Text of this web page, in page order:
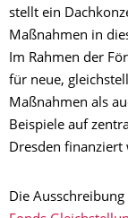
stellt ein
Maßnahmen in
Im Rahmen der
für neue,
Maßnahmen als
Beispiele auf
Dresden finanziert
Die